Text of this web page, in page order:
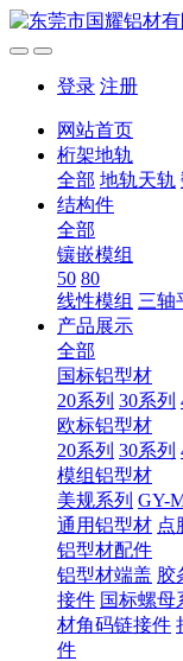
登录 注册
网站首页
桁架地轨
全部 地轨天轨
结构件
全部
镶嵌模组
50 80
线性模组 三轴
产品展示
全部
国标铝型材
20系列 30系列
欧标铝型材
20系列 30系列
模组铝型材
美规系列 GY-
通用铝型材 点
铝型材配件
铝型材端盖 胶
接件 国标螺母
材角码链接件
件